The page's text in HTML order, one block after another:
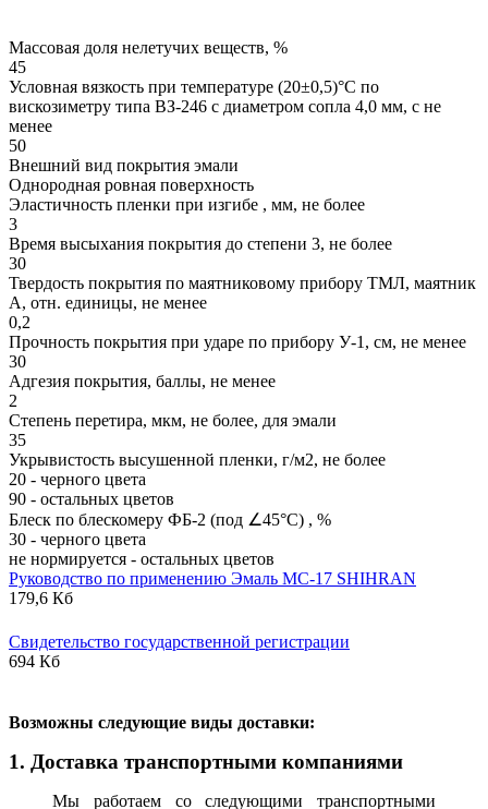
Массовая доля нелетучих веществ, %
45
Условная вязкость при температуре (20±0,5)°С по
вискозиметру типа ВЗ-246 с диаметром сопла 4,0 мм, с не
менее
50
Внешний вид покрытия эмали
Однородная ровная поверхность
Эластичность пленки при изгибе , мм, не более
3
Время высыхания покрытия до степени 3, не более
30
Твердость покрытия по маятниковому прибору ТМЛ, маятник
А, отн. единицы, не менее
0,2
Прочность покрытия при ударе по прибору У-1, см, не менее
30
Адгезия покрытия, баллы, не менее
2
Степень перетира, мкм, не более, для эмали
35
Укрывистость высушенной пленки, г/м2, не более
20 - черного цвета
90 - остальных цветов
Блеск по блескомеру ФБ-2 (под ∠45°С) , %
30 - черного цвета
не нормируется - остальных цветов
Руководство по применению Эмаль МС-17 SHIHRAN
179,6 Кб
Свидетельство государственной регистрации
694 Кб
Возможны следующие виды доставки:
1. Доставка транспортными компаниями
Мы работаем со следующими транспортными